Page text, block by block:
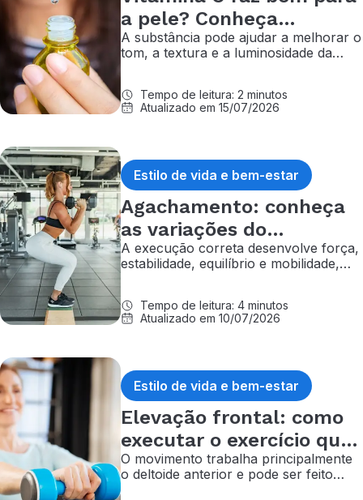
a pele? Conheça
benefícios e cuidados
A substância pode ajudar a melhorar o
tom, a textura e a luminosidade da
Tempo de leitura: 2 minutos
Atualizado em 15/07/2026
Estilo de vida e bem-estar
Agachamento: conheça
as variações do
movimento e seus
efeitos
A execução correta desenvolve força,
estabilidade, equilíbrio e mobilidade,
Tempo de leitura: 4 minutos
Atualizado em 10/07/2026
Estilo de vida e bem-estar
Elevação frontal: como
executar o exercício que
fortalece os ombros
O movimento trabalha principalmente
o deltoide anterior e pode ser feito